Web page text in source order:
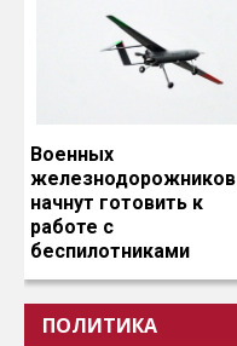
Военных
железнодорожников
начнут готовить к
работе с
беспилотниками
ПОЛИТИКА